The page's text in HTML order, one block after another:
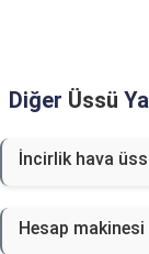
Diğer Üssü
İncirlik hava
Hesap